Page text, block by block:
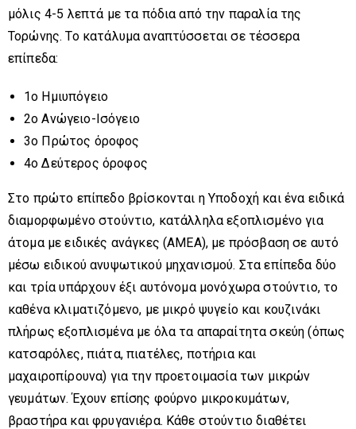
μόλις 4-5 λεπτά με τα πόδια από την παραλία της
Τορώνης. Το κατάλυμα αναπτύσσεται σε τέσσερα
επίπεδα:
1ο Ημιυπόγειο
2ο Ανώγειο-Ισόγειο
3ο Πρώτος όροφος
4ο Δεύτερος όροφος
Στο πρώτο επίπεδο βρίσκονται η Υποδοχή και ένα ειδικά
διαμορφωμένο στούντιο, κατάλληλα εξοπλισμένο για
άτομα με ειδικές ανάγκες (ΑΜΕΑ), με πρόσβαση σε αυτό
μέσω ειδικού ανυψωτικού μηχανισμού. Στα επίπεδα δύο
και τρία υπάρχουν έξι αυτόνομα μονόχωρα στούντιο, το
καθένα κλιματιζόμενο, με μικρό ψυγείο και κουζινάκι
πλήρως εξοπλισμένα με όλα τα απαραίτητα σκεύη (όπως
κατσαρόλες, πιάτα, πιατέλες, ποτήρια και
μαχαιροπίρουνα) για την προετοιμασία των μικρών
γευμάτων. Έχουν επίσης φούρνο μικροκυμάτων,
βραστήρα και φρυγανιέρα. Κάθε στούντιο διαθέτει